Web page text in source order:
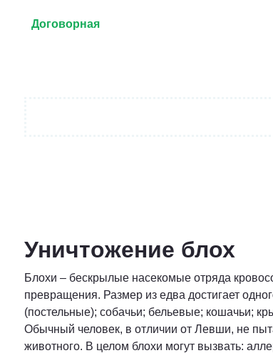
Договорная
Уничтожение блох
Блохи – бескрылые насекомые отряда
превращения. Размер из едва достигает
(постельные); собачьи; бельевые; кошачьи;
Обычный человек, в отличии от Левши, не
животного. В целом блохи могут вызвать: